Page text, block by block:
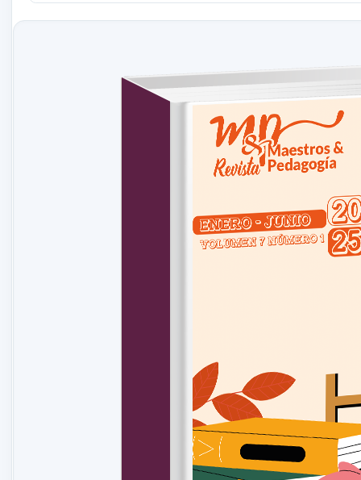
Álvarez, M. (2019). ¿Qué quieren ser los niños de grandes?
Arenas, B., & Rojas, G. (2010). Pedagogía General.
Astell, C. (2002). Yo soy la historia: el arte de los títeres en
Bases curriculares para la educación Inicial y Preescolar.
Bedoya, J. (2014). Pedagogía, ¿Enseñar a Pensar? Bogotá
Cerda, H., & Cerda, E. (1994). El teatro de títeres en la
Constitución Política de Colombia. (04 de 07 de 1991).